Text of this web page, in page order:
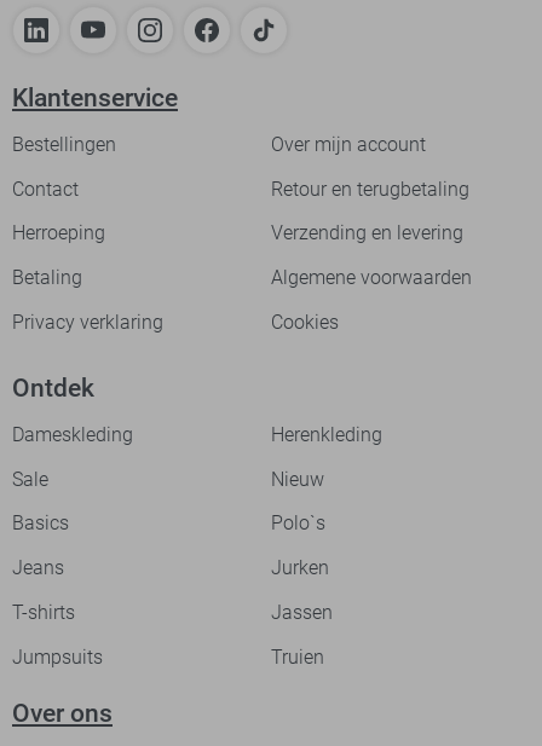
Klantenservice
Bestellingen
Over mijn account
Contact
Retour en terugbetaling
Herroeping
Verzending en levering
Betaling
Algemene voorwaarden
Privacy verklaring
Cookies
Ontdek
Dameskleding
Herenkleding
Sale
Nieuw
Basics
Polo`s
Jeans
Jurken
T-shirts
Jassen
Jumpsuits
Truien
Over ons